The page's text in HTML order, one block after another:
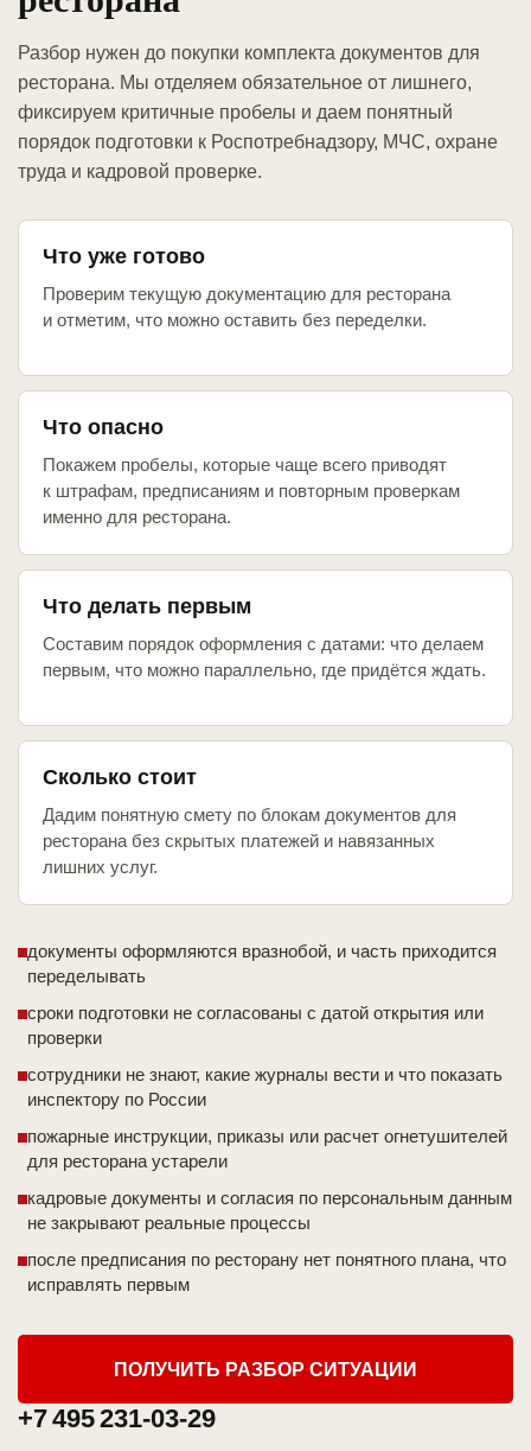
Разбор нужен до покупки комплекта документов для
ресторана. Мы отделяем обязательное от лишнего,
фиксируем критичные пробелы и даем понятный
порядок подготовки к Роспотребнадзору, МЧС, охране
труда и кадровой проверке.
Что уже готово
Проверим текущую документацию для ресторана
и отметим, что можно оставить без переделки.
Что опасно
Покажем пробелы, которые чаще всего приводят
к штрафам, предписаниям и повторным проверкам
именно для ресторана.
Что делать первым
Составим порядок оформления с датами: что делаем
первым, что можно параллельно, где придётся ждать.
Сколько стоит
Дадим понятную смету по блокам документов для
ресторана без скрытых платежей и навязанных
лишних услуг.
документы оформляются вразнобой, и часть приходится
переделывать
сроки подготовки не согласованы с датой открытия или
проверки
сотрудники не знают, какие журналы вести и что показать
инспектору по России
пожарные инструкции, приказы или расчет огнетушителей
для ресторана устарели
кадровые документы и согласия по персональным данным
не закрывают реальные процессы
после предписания по ресторану нет понятного плана, что
исправлять первым
ПОЛУЧИТЬ РАЗБОР СИТУАЦИИ
+7 495 231-03-29